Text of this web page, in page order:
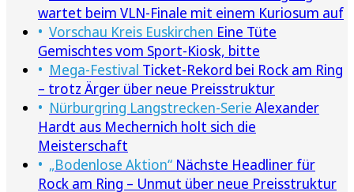
wartet beim VLN-Finale mit einem Kuriosum auf
Vorschau Kreis Euskirchen Eine Tüte
Gemischtes vom Sport-Kiosk, bitte
Mega-Festival Ticket-Rekord bei Rock am Ring
– trotz Ärger über neue Preisstruktur
Nürburgring Langstrecken-Serie Alexander
Hardt aus Mechernich holt sich die
Meisterschaft
„Bodenlose Aktion“ Nächste Headliner für
Rock am Ring – Unmut über neue Preisstruktur